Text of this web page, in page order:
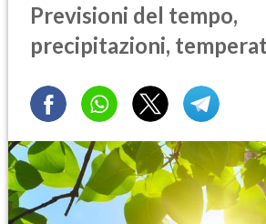
Previsioni del tempo,
precipitazioni,